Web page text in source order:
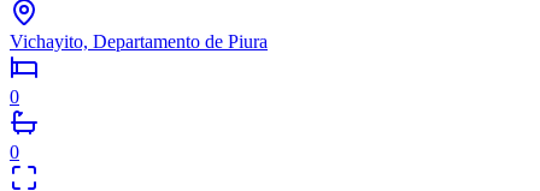
Vichayito, Departamento de Piura
0
0